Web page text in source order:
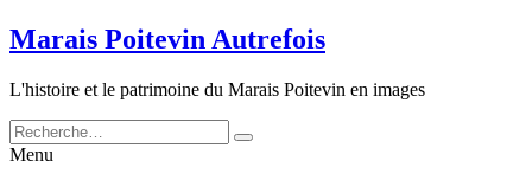
Marais Poitevin Autrefois
L'histoire et le patrimoine du Marais Poitevin en images
Menu